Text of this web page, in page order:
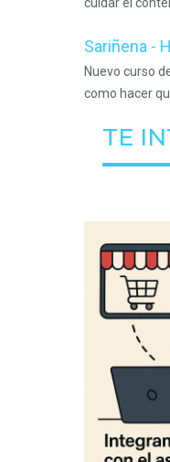
Sariñena -
Nuevo curso
como hacer
TE